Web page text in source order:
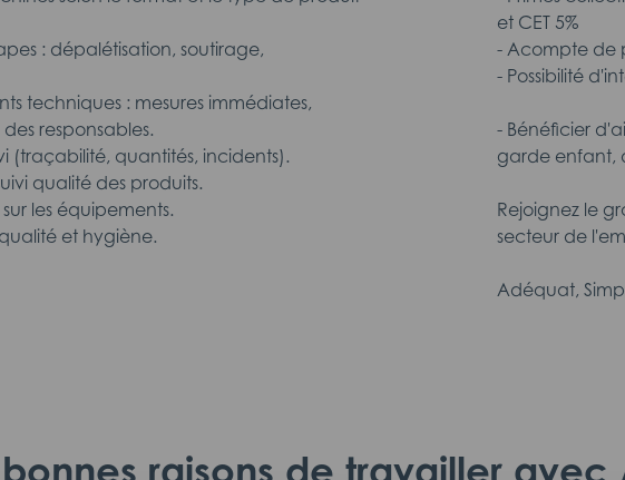
: dépalétisation, soutirage,
techniques : mesures immédiates,
responsables.
(traçabilité, quantités, incidents).
qualité des produits.
les équipements.
et hygiène.
et CET 5%
- Acompte de
- Possibilité
- Bénéficier
garde enfant,
Rejoignez le
secteur de
Adéquat,
raisons de travailler avec